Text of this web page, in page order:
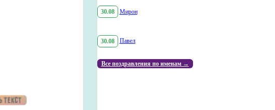
30.08 Мирон
30.08 Павел
Все поздравления по именам →